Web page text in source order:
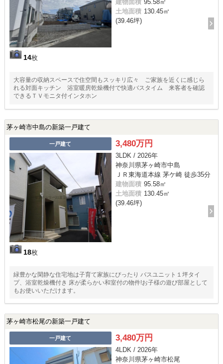
14枚
建物面積 95.58㎡
土地面積 130.45㎡
(39.46坪)
大容量の収納スペースで住空間もスッキリ広々 ご家族を近くに感じら
れる対面キッチン 浴室暖房乾燥機付で快適バスタイム 来客者を確認
できるＴＶモニタ付インタホン
茅ヶ崎市中島の新築一戸建て
一戸建て
18枚
3,480万円
3LDK / 2026年
神奈川県茅ヶ崎市中島
ＪＲ東海道本線 茅ケ崎 徒歩35分
建物面積 95.58㎡
土地面積 130.45㎡
(39.46坪)
緑豊かな閑静な住宅地は子育て家族にぴったり バスユニット１坪タイ
プ、浴室乾燥機付き 床が柔らかい和室付の物件!お子様の遊び部屋として
もお使いいただけます。
茅ヶ崎市松尾の新築一戸建て
一戸建て 3,480万円
4LDK / 2026年
神奈川県茅ヶ崎市松尾